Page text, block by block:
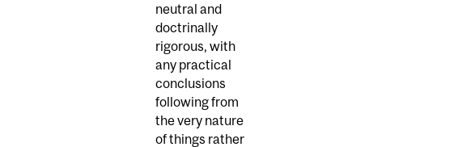
neutral and
doctrinally
rigorous, with
any practical
conclusions
following from
the very nature
of things rather